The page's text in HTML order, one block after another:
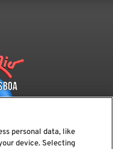
personal data, like
device. Selecting